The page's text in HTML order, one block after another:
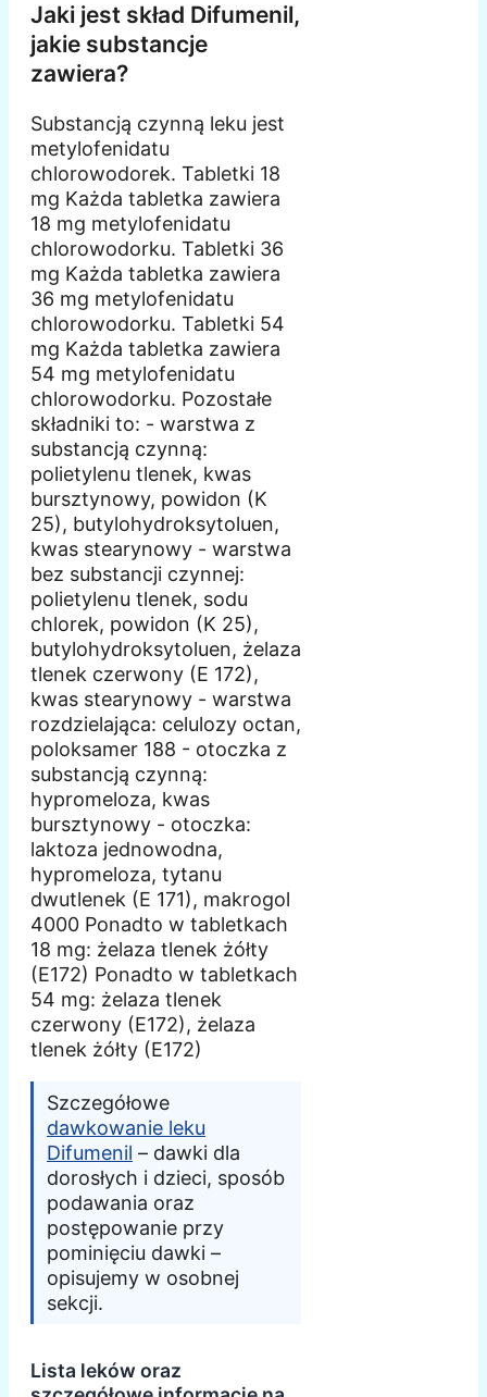
Jaki jest skład Difumenil,
jakie substancje
zawiera?
Substancją czynną leku jest
metylofenidatu
chlorowodorek. Tabletki 18
mg Każda tabletka zawiera
18 mg metylofenidatu
chlorowodorku. Tabletki 36
mg Każda tabletka zawiera
36 mg metylofenidatu
chlorowodorku. Tabletki 54
mg Każda tabletka zawiera
54 mg metylofenidatu
chlorowodorku. Pozostałe
składniki to: - warstwa z
substancją czynną:
polietylenu tlenek, kwas
bursztynowy, powidon (K
25), butylohydroksytoluen,
kwas stearynowy - warstwa
bez substancji czynnej:
polietylenu tlenek, sodu
chlorek, powidon (K 25),
butylohydroksytoluen, żelaza
tlenek czerwony (E 172),
kwas stearynowy - warstwa
rozdzielająca: celulozy octan,
poloksamer 188 - otoczka z
substancją czynną:
hypromeloza, kwas
bursztynowy - otoczka:
laktoza jednowodna,
hypromeloza, tytanu
dwutlenek (E 171), makrogol
4000 Ponadto w tabletkach
18 mg: żelaza tlenek żółty
(E172) Ponadto w tabletkach
54 mg: żelaza tlenek
czerwony (E172), żelaza
tlenek żółty (E172)
Szczegółowe
dawkowanie leku
Difumenil – dawki dla
dorosłych i dzieci, sposób
podawania oraz
postępowanie przy
pominięciu dawki –
opisujemy w osobnej
sekcji.
Lista leków oraz